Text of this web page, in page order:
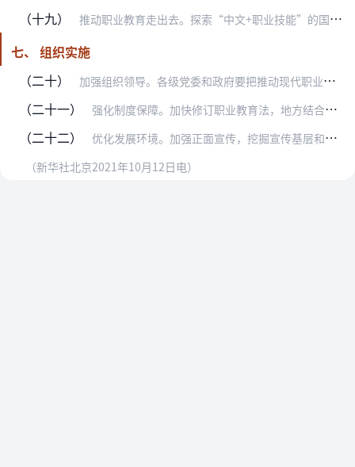
（十九） 推动职业教育走出去。探索“中文+职业技能”的国际化发展模式。服务国际产能合作，推动职业学校跟随中国企业走出去。完善“鲁班工坊”建设标准，拓展办学内涵。提高职业教…
七、 组织实施
（二十）
加强组织领导。各级党委和政府要把推动现代职业教育高质量发展摆在更加突出的位置，更好支持和帮助职业教育发展。职业教育工作部门联席会议要充分发挥作用，教育行政部门要…
（二十一） 强化制度保障。加快修订职业教育法，地方结合实际制定修订有关地方性法规。健全政府投入为主、多渠道筹集职业教育经费的体制。优化支出结构，新增教育经费向职业教育倾斜。…
（二十二）
优化发展环境。加强正面宣传，挖掘宣传基层和一线技术技能人才成长成才的典型事迹，弘扬劳动光荣、技能宝贵、创造伟大的时代风尚。打通职业学校毕业生在就业、落户、参加招…
（新华社北京2021年10月12日电）